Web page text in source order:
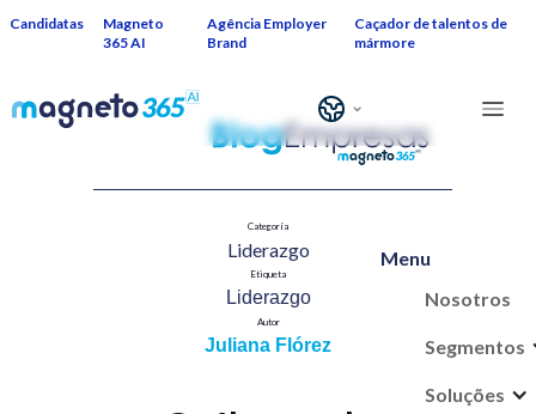
Candidatas
Magneto
365 AI
Agência Employer
Brand
Caçador de talentos de
mármore
Menu
Nosotros
Segmentos
Soluções
Categoría
Liderazgo
Etiqueta
Liderazgo
Autor
Juliana Flórez